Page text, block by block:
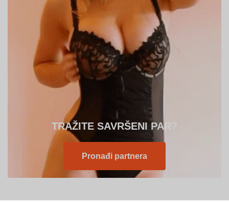
TRAŽITE SAVRŠENI PAR?
Pronađi partnera